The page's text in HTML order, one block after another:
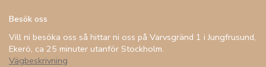
Besök oss
Vill ni besöka oss så hittar ni oss på Varvsgränd 1 i Jungfrusund,
Ekerö, ca 25 minuter utanför Stockholm.
Vägbeskrivning